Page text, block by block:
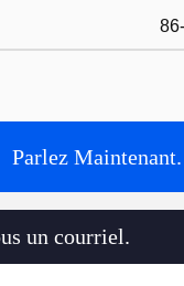
Parlez Maintenant.
un courriel.